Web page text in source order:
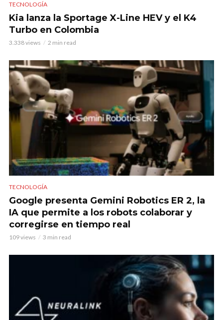
TECNOLOGÍA
Kia lanza la Sportage X-Line HEV y el K4
Turbo en Colombia
3.338 views 2 min read
TECNOLOGÍA
Google presenta Gemini Robotics ER 2, la
IA que permite a los robots colaborar y
corregirse en tiempo real
109 views 3 min read